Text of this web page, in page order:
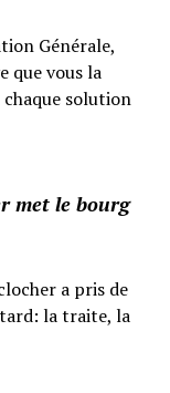
Générale,
que vous la
chaque solution
met le bourg
a pris de
la traite, la